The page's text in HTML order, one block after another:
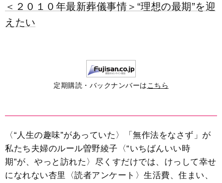
＜２０１０年最新葬儀事情＞“理想の最期”を迎
えたい
定期購読・バックナンバーは こちら
〈“人生の趣味”があっていた〉「無作法をなさず」が
私たち夫婦のルール曽野綾子〈“いちばんいい時
期”が、やっと訪れた〉尽くすだけでは、けっして幸せ
になれない杏里〈読者アンケート〉生活費、住まい、